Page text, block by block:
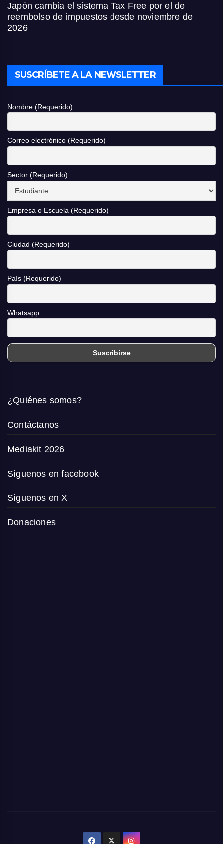
Japón cambia el sistema Tax Free por el de
reembolso de impuestos desde noviembre de
2026
SUSCRÍBETE A LA NEWSLETTER
Nombre (Requerido)
Correo electrónico (Requerido)
Sector (Requerido)
Empresa o Escuela (Requerido)
Ciudad (Requerido)
País (Requerido)
Whatsapp
¿Quiénes somos?
Contáctanos
Mediakit 2026
Síguenos en facebook
Síguenos en X
Donaciones